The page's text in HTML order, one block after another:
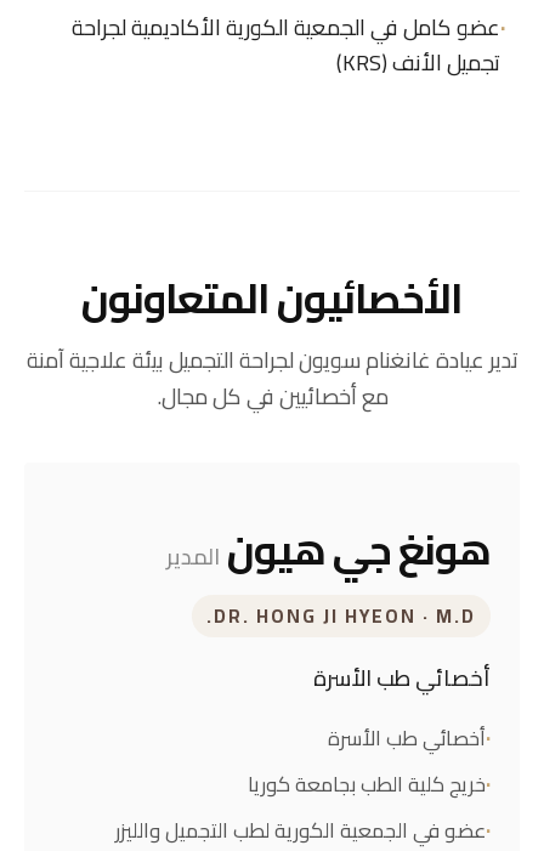
عضو كامل في الجمعية الكورية الأكاديمية لجراحة
تجميل الأنف (KRS)
الأخصائيون المتعاونون
تدير عيادة غانغنام سويون لجراحة التجميل بيئة علاجية آمنة
مع أخصائيين في كل مجال.
هونغ جي هيون المدير
DR. HONG JI HYEON · M.D.
أخصائي طب الأسرة
أخصائي طب الأسرة
خريج كلية الطب بجامعة كوريا
عضو في الجمعية الكورية لطب التجميل والليزر